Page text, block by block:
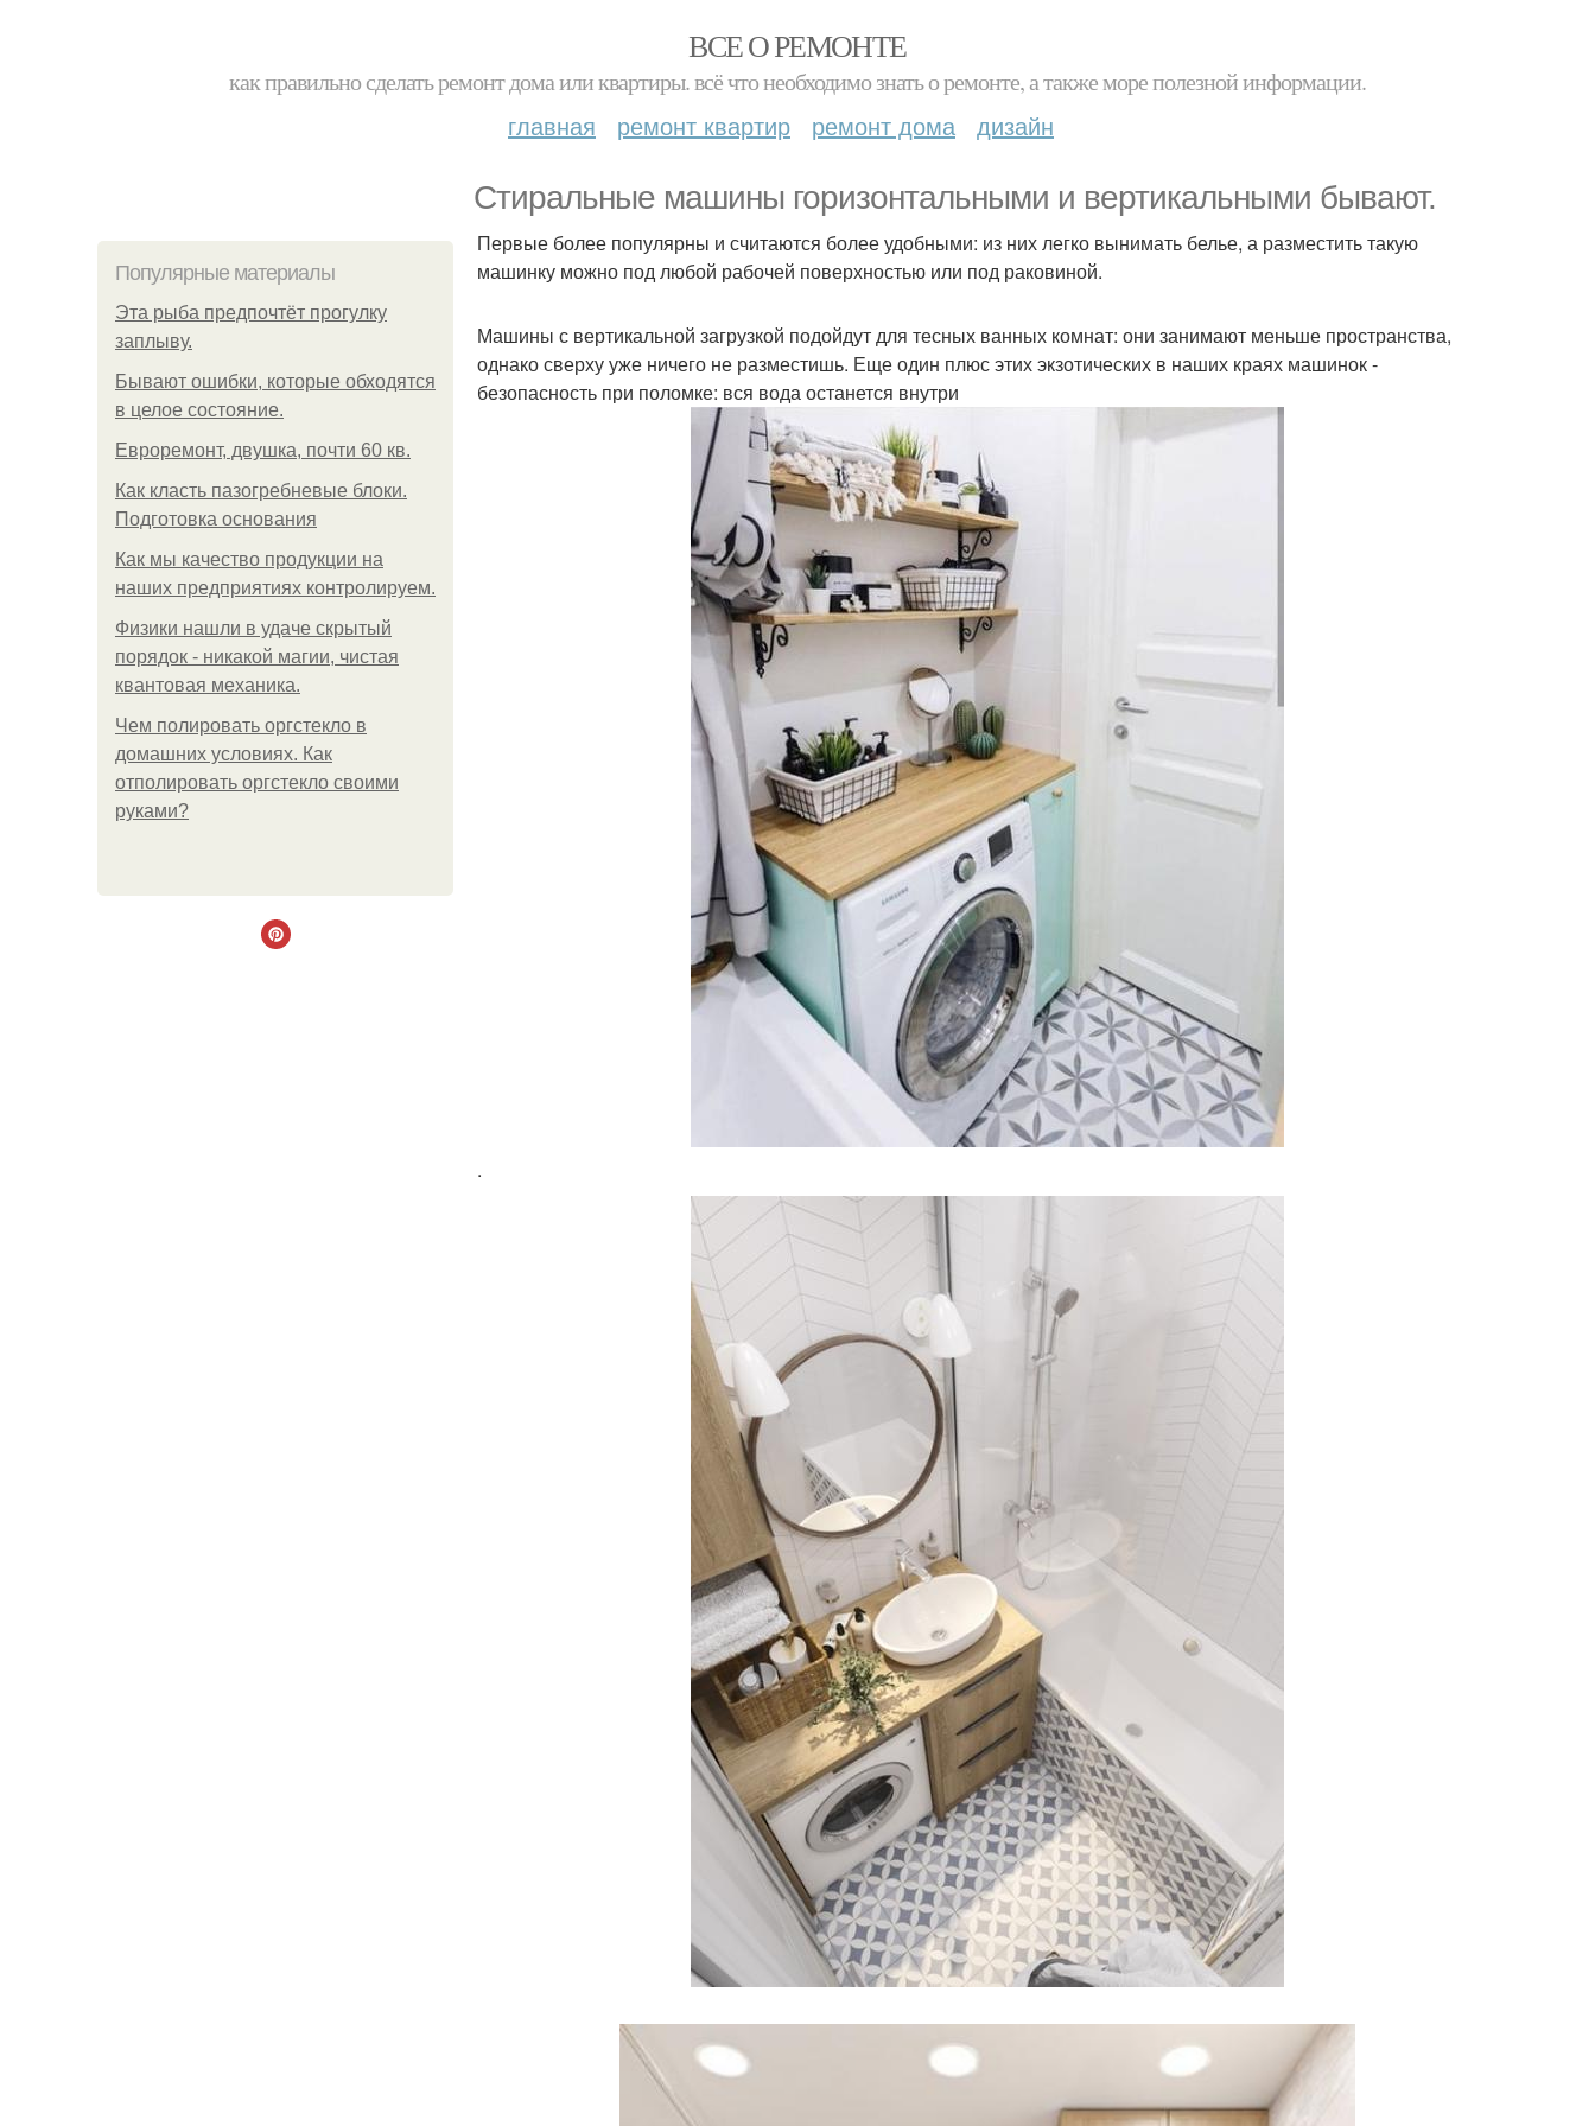
ВСЕ О РЕМОНТЕ
как правильно сделать ремонт дома или квартиры. всё что необходимо знать о ремонте, а также море полезной информации.
главная ремонт квартир ремонт дома дизайн
Стиральные машины горизонтальными и вертикальными бывают.
Популярные материалы
Эта рыба предпочтёт прогулку
заплыву.
Бывают ошибки, которые обходятся
в целое состояние.
Евроремонт, двушка, почти 60 кв.
Как класть пазогребневые блоки.
Подготовка основания
Как мы качество продукции на
наших предприятиях контролируем.
Физики нашли в удаче скрытый
порядок - никакой магии, чистая
квантовая механика.
Чем полировать оргстекло в
домашних условиях. Как
отполировать оргстекло своими
руками?
Первые более популярны и считаются более удобными: из них легко вынимать белье, а разместить такую
машинку можно под любой рабочей поверхностью или под раковиной.
Машины с вертикальной загрузкой подойдут для тесных ванных комнат: они занимают меньше пространства,
однако сверху уже ничего не разместишь. Еще один плюс этих экзотических в наших краях машинок -
безопасность при поломке: вся вода останется внутри
.